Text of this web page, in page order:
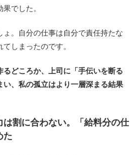
でした。
ょ。自分の仕事は自分で責任持たな
しまったのです。
どころか、上司に「手伝いを断る
い、私の孤立はより一層深まる結果
割に合わない。「給料分の仕
た